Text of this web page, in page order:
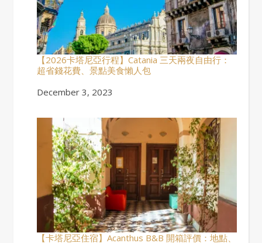
【2026卡塔尼亞行程】Catania 三天兩夜自由行：
超省錢花費、景點美食懶人包
Date
December 3, 2023
【卡塔尼亞住宿】Acanthus B&B 開箱評價：地點、